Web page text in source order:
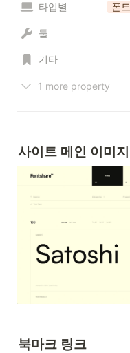
타입별 폰트
툴
기타
1 more property
사이트 메인 이미지
북마크 링크